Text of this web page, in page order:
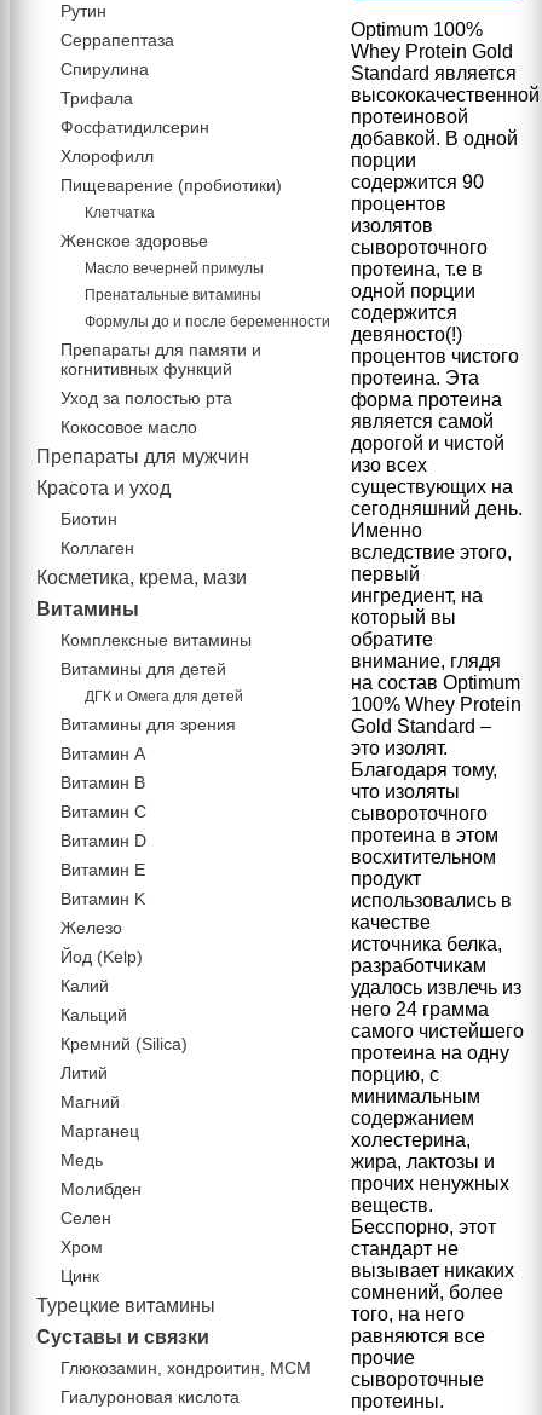
Optimum 100%
Whey Protein Gold
Standard является
высококачественной
протеиновой
добавкой. В одной
порции
содержится 90
процентов
изолятов
сывороточного
протеина, т.е в
одной порции
содержится
девяносто(!)
процентов чистого
протеина. Эта
форма протеина
является самой
дорогой и чистой
изо всех
существующих на
сегодняшний день.
Именно
вследствие этого,
первый
ингредиент, на
который вы
обратите
внимание, глядя
на состав Optimum
100% Whey Protein
Gold Standard –
это изолят.
Благодаря тому,
что изоляты
сывороточного
протеина в этом
восхитительном
продукт
использовались в
качестве
источника белка,
разработчикам
удалось извлечь из
него 24 грамма
самого чистейшего
протеина на одну
порцию, с
минимальным
содержанием
холестерина,
жира, лактозы и
прочих ненужных
веществ.
Бесспорно, этот
стандарт не
вызывает никаких
сомнений, более
того, на него
равняются все
прочие
сывороточные
протеины.
Рутин
Серрапептаза
Спирулина
Трифала
Фосфатидилсерин
Хлорофилл
Пищеварение (пробиотики)
Клетчатка
Женское здоровье
Масло вечерней примулы
Пренатальные витамины
Формулы до и после беременности
Препараты для памяти и
когнитивных функций
Уход за полостью рта
Кокосовое масло
Препараты для мужчин
Красота и уход
Биотин
Коллаген
Косметика, крема, мази
Витамины
Комплексные витамины
Витамины для детей
ДГК и Омега для детей
Витамины для зрения
Витамин А
Витамин В
Витамин C
Витамин D
Витамин Е
Витамин K
Железо
Йод (Kelp)
Калий
Кальций
Кремний (Silica)
Литий
Магний
Марганец
Медь
Молибден
Селен
Хром
Цинк
Турецкие витамины
Суставы и связки
Глюкозамин, хондроитин, МСМ
Гиалуроновая кислота